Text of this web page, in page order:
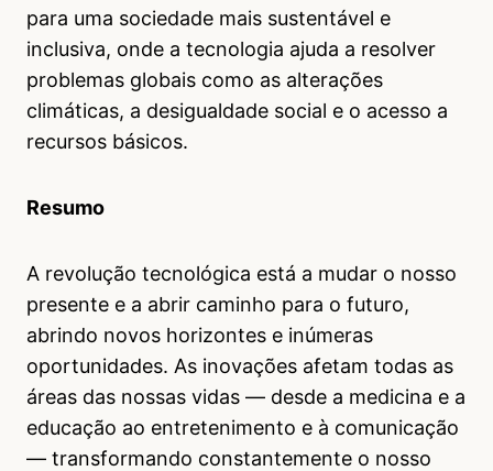
para uma sociedade mais sustentável e
inclusiva, onde a tecnologia ajuda a resolver
problemas globais como as alterações
climáticas, a desigualdade social e o acesso a
recursos básicos.
Resumo
A revolução tecnológica está a mudar o nosso
presente e a abrir caminho para o futuro,
abrindo novos horizontes e inúmeras
oportunidades. As inovações afetam todas as
áreas das nossas vidas — desde a medicina e a
educação ao entretenimento e à comunicação
— transformando constantemente o nosso